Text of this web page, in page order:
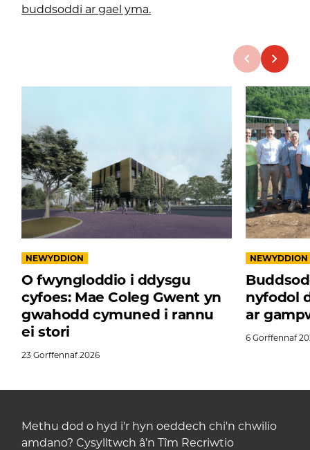
buddsoddi ar gael yma.
NEWYDDION
O fwyngloddio i ddysgu
cyfoes: Mae Coleg Gwent yn
gwahodd cymuned i rannu
ei stori
23Gorffennaf2026
NEWYDDION
nyfodol
ar
6Gorffennaf
Methu dod o hyd i'r hyn oeddech chi'n chwilio
amdano? Cysylltwch â’n Tîm Recriwtio